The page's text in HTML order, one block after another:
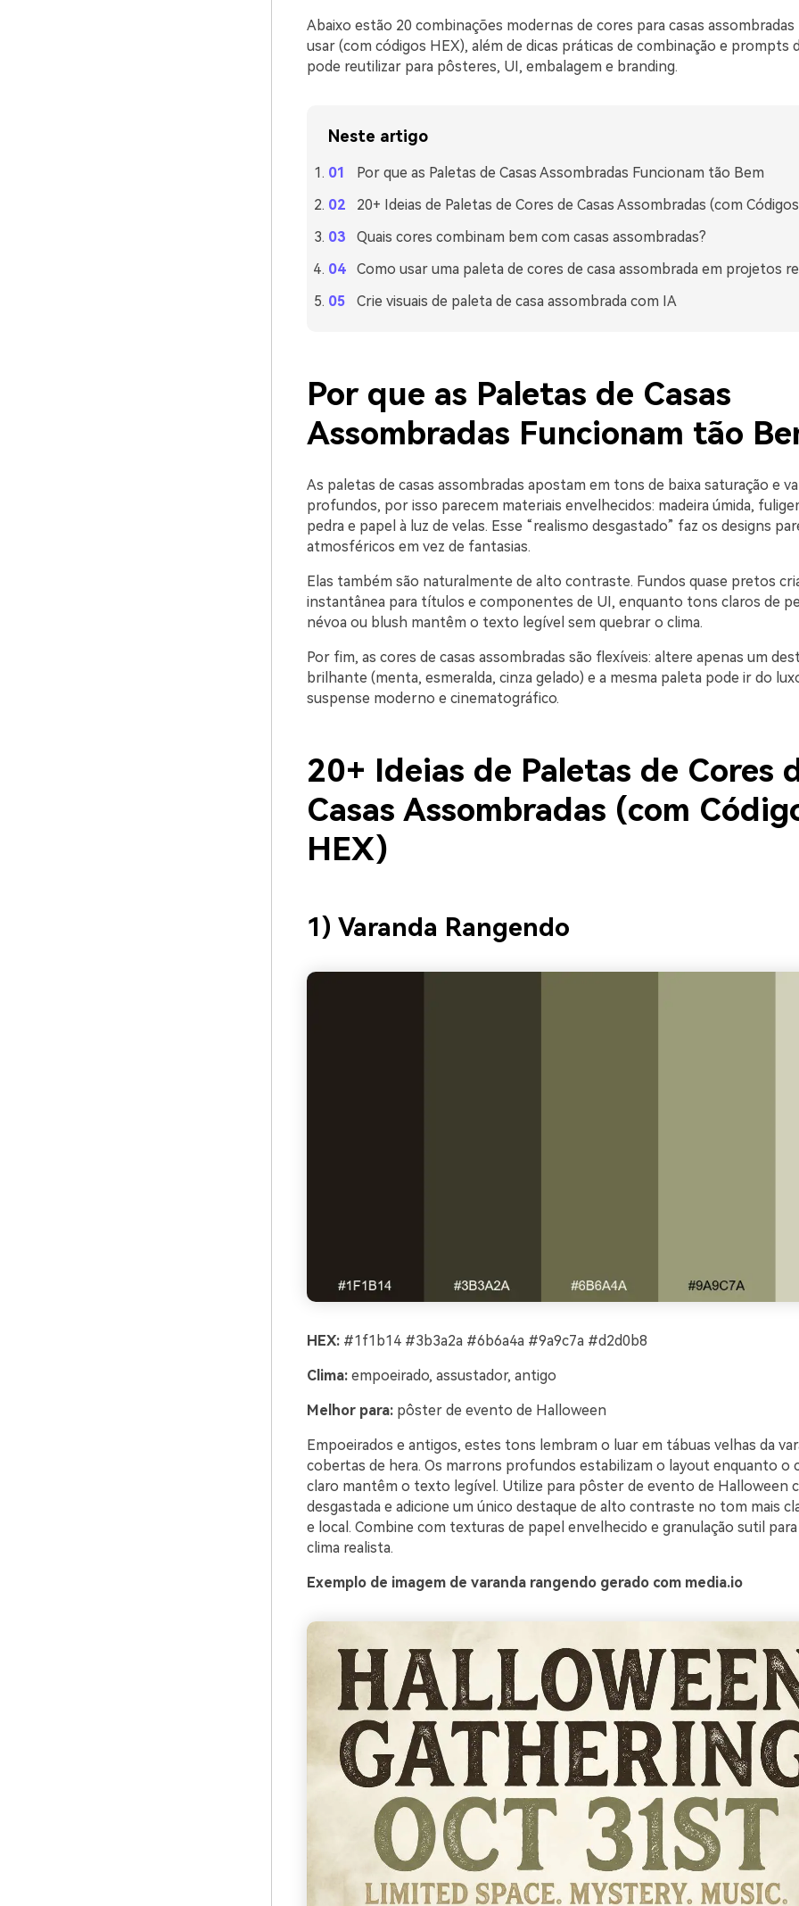
Abaixo estão 20 combinações modernas de cores para casas
usar (com códigos HEX), além de dicas práticas de combinação e prompts
pode reutilizar para pôsteres, UI, embalagem e branding.
Neste artigo
Por que as Paletas de Casas Assombradas Funcionam tão Bem
20+ Ideias de Paletas de Cores de Casas Assombradas (com
Quais cores combinam bem com casas assombradas?
Como usar uma paleta de cores de casa assombrada em projetos
Crie visuais de paleta de casa assombrada com IA
Por que as Paletas de Casas
Assombradas Funcionam tão
As paletas de casas assombradas apostam em tons de baixa saturação e
profundos, por isso parecem materiais envelhecidos: madeira úmida,
pedra e papel à luz de velas. Esse “realismo desgastado” faz os designs
atmosféricos em vez de fantasias.
Elas também são naturalmente de alto contraste. Fundos quase pretos
instantânea para títulos e componentes de UI, enquanto tons claros de
névoa ou blush mantêm o texto legível sem quebrar o clima.
Por fim, as cores de casas assombradas são flexíveis: altere apenas um
brilhante (menta, esmeralda, cinza gelado) e a mesma paleta pode ir do
suspense moderno e cinematográfico.
20+ Ideias de Paletas de Cores
Casas Assombradas (com
HEX)
1) Varanda Rangendo
HEX:#1f1b14 #3b3a2a #6b6a4a #9a9c7a #d2d0b8
Clima:empoeirado, assustador, antigo
Melhor para:pôster de evento de Halloween
Empoeirados e antigos, estes tons lembram o luar em tábuas velhas da
cobertas de hera. Os marrons profundos estabilizam o layout enquanto o
claro mantêm o texto legível. Utilize para pôster de evento de Halloween
desgastada e adicione um único destaque de alto contraste no tom mais
e local. Combine com texturas de papel envelhecido e granulação sutil
clima realista.
Exemplo de imagem de varanda rangendo gerado com media.io